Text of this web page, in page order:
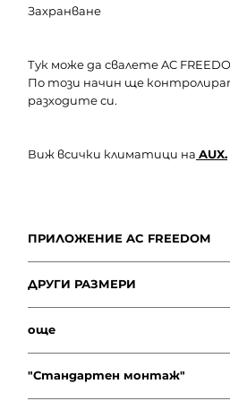
Захранване
Тук може да свалетеAC
По този начин ще
разходите си.
Виж всички климатици на AUX.
ПРИЛОЖЕНИЕ AC FREEDOM
По този начин ще
ДРУГИ РАЗМЕРИ
9000BTU - виж ТУК
още
"Стандартен монтаж"